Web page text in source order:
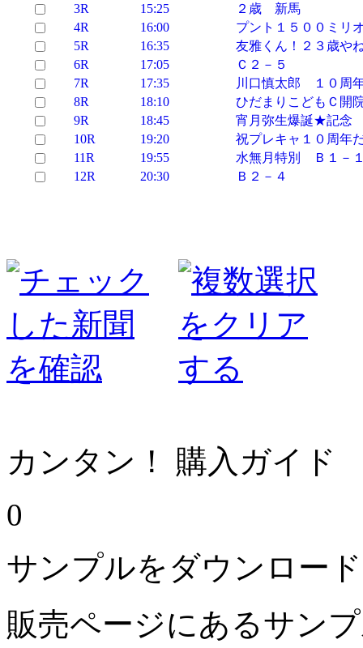
3R
15:25
２歳 新馬
4R
16:00
プント１５００ミリ
5R
16:35
友雅くん！２３歳や
6R
17:05
Ｃ２－５
7R
17:35
川口慎太郎 １０周
8R
18:10
ひだまりこどもＣ開
9R
18:45
宵月弥生爆誕★記
10R
19:20
祝プレキャ１０周年
11R
19:55
水無月特別 Ｂ１－
12R
20:30 Ｂ２－４
カンタン！ 購入ガイド
0
サンプルをダウンロー
販売ページにあるサン